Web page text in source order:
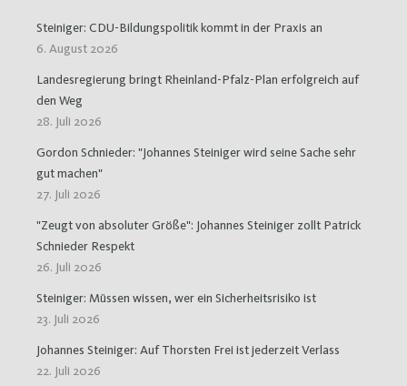
Steiniger: CDU-Bildungspolitik kommt in der Praxis an
6. August 2026
Landesregierung bringt Rheinland-Pfalz-Plan erfolgreich auf
den Weg
28. Juli 2026
Gordon Schnieder: "Johannes Steiniger wird seine Sache sehr
gut machen"
27. Juli 2026
"Zeugt von absoluter Größe": Johannes Steiniger zollt Patrick
Schnieder Respekt
26. Juli 2026
Steiniger: Müssen wissen, wer ein Sicherheitsrisiko ist
23. Juli 2026
Johannes Steiniger: Auf Thorsten Frei ist jederzeit Verlass
22. Juli 2026